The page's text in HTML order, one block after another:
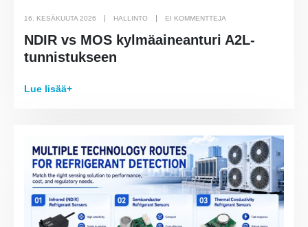
16. KESÄKUUTA 2026 HALLINTO EI KOMMENTTEJA
NDIR vs MOS kylmäaineanturi A2L-
tunnistukseen
Lue lisää+